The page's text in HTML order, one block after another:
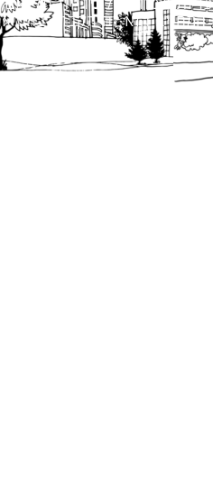
שמורות לעיריית תל-
המחייב הוא זה הקבוע